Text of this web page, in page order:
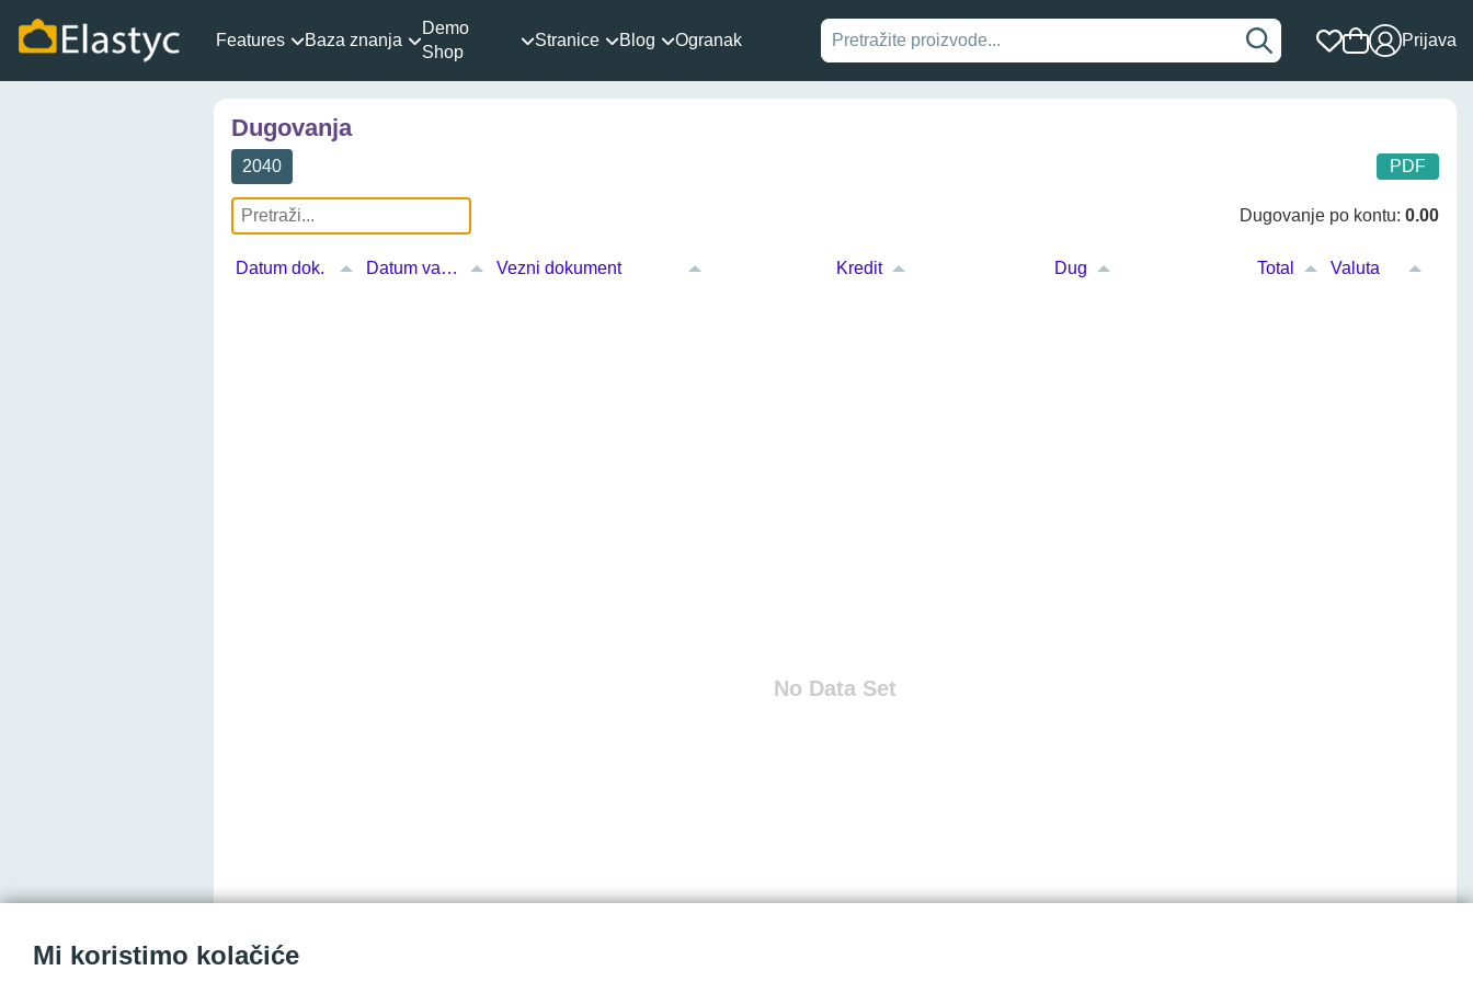
Mi koristimo kolačiće
Features Baza znanja
Demo
Shop
Stranice Blog Ogranak Prijava
Dugovanja
2040 PDF
Dugovanje po kontu: 0.00
Datum dok. Datum valute Vezni dokument Kredit Dug Total Valuta
No Data Set